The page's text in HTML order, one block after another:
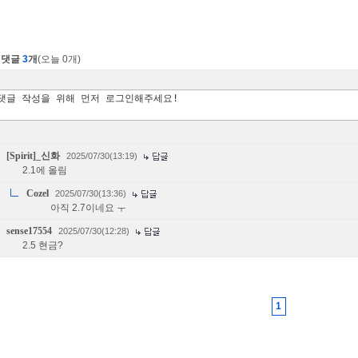
댓글 3개(오늘 0개)
[Spirit]_신화 2025/07/30(13:19)
2.1에 올림
Cozel 2025/07/30(13:36)
아직 2.7이네요 ㅜ
sense17554 2025/07/30(12:28)
2.5 현금?
1